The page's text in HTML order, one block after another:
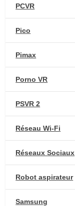
PCVR
Pico
Pimax
Porno VR
PSVR 2
Réseau Wi-Fi
Réseaux Sociaux
Robot aspirateur
Samsung